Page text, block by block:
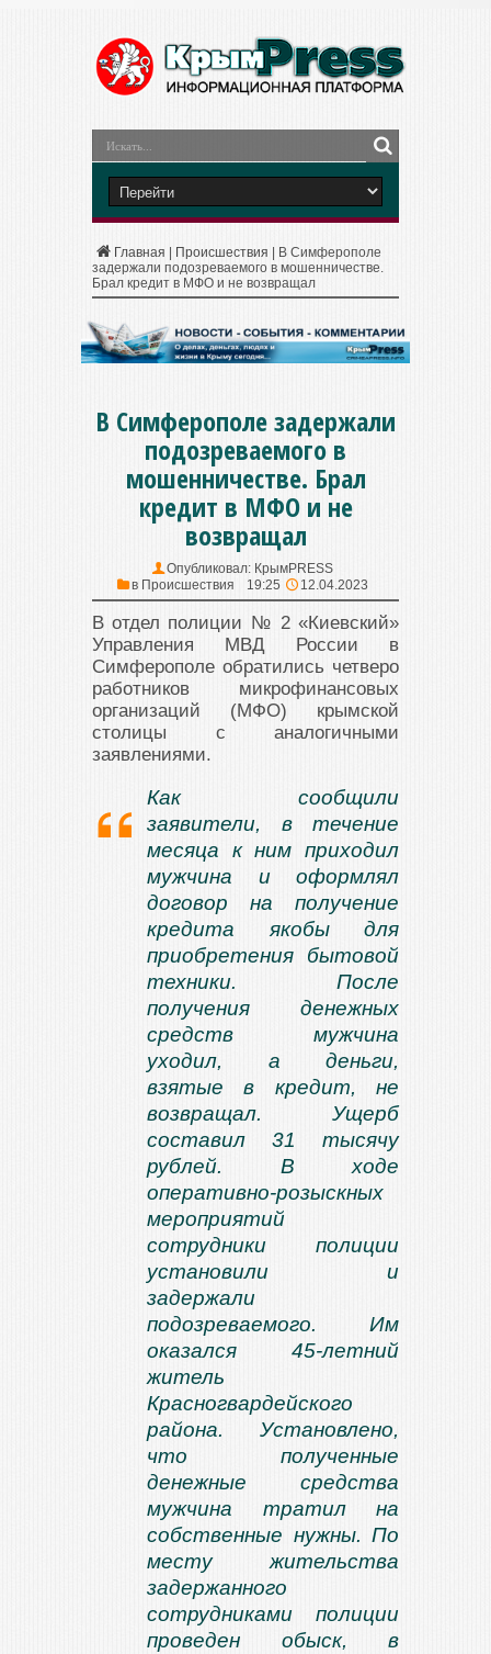
Главная Происшествия
В Симферополе
задержали подозреваемого в мошенничестве.
Брал кредит в МФО и не возвращал
В Симферополе задержали
подозреваемого в
мошенничестве. Брал
кредит в МФО и не
возвращал
Опубликовал: КрымPRESS
в Происшествия 19:25 12.04.2023
В отдел полиции № 2 «Киевский»
Управления МВД России в
Симферополе обратились четверо
работников микрофинансовых
организаций (МФО) крымской
столицы с аналогичными
заявлениями.
Как сообщили
заявители, в течение
месяца к ним приходил
мужчина и оформлял
договор на получение
кредита якобы для
приобретения бытовой
техники. После
получения денежных
средств мужчина
уходил, а деньги,
взятые в кредит, не
возвращал. Ущерб
составил 31 тысячу
рублей. В ходе
оперативно-розыскных
мероприятий
сотрудники полиции
установили и
задержали
подозреваемого. Им
оказался 45-летний
житель
Красногвардейского
района. Установлено,
что полученные
денежные средства
мужчина тратил на
собственные нужны. По
месту жительства
задержанного
сотрудниками полиции
проведен обыск, в